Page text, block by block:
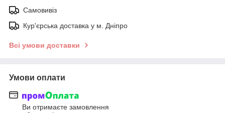
Самовивіз
Кур'єрська доставка у м. Дніпро
Всі умови доставки
Умови оплати
Ви отримаєте замовлення